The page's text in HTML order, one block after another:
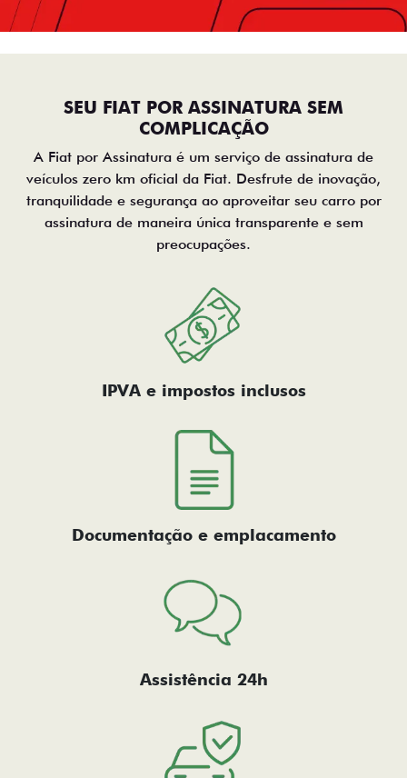
SEU FIAT POR ASSINATURA SEM
COMPLICAÇÃO
A Fiat por Assinatura é um serviço de assinatura de
veículos zero km oficial da Fiat. Desfrute de inovação,
tranquilidade e segurança ao aproveitar seu carro por
assinatura de maneira única transparente e sem
preocupações.
IPVA e impostos inclusos
Documentação e emplacamento
Assistência 24h